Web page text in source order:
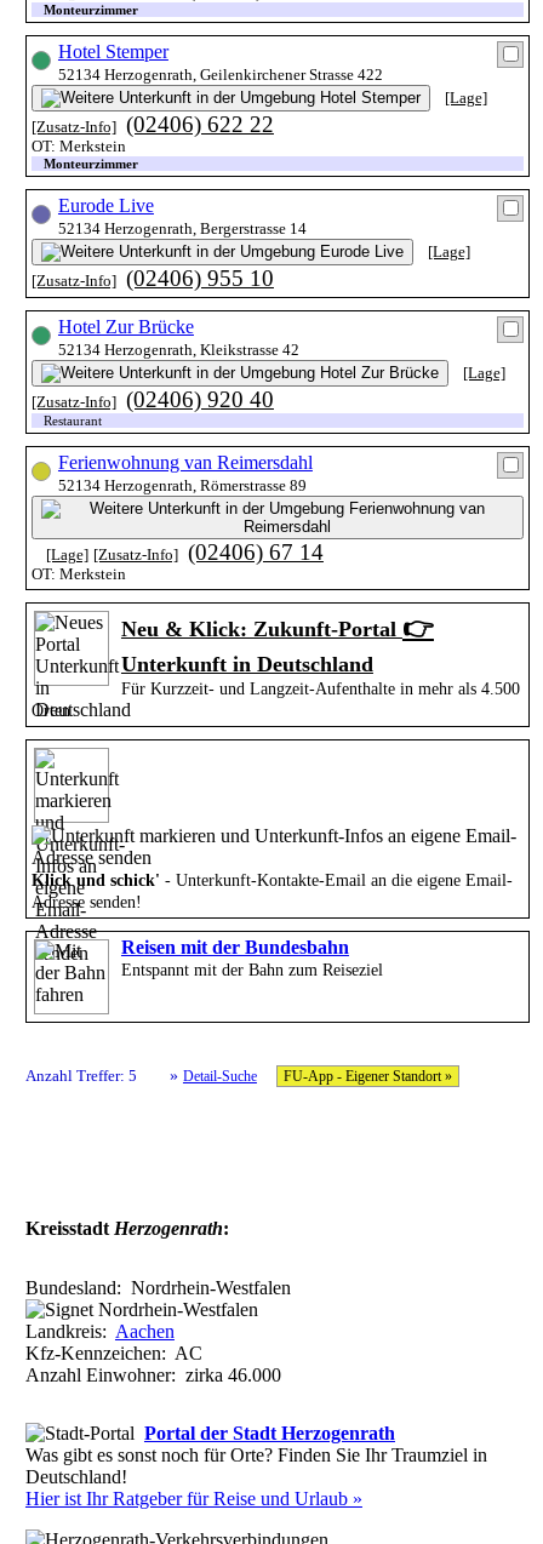
Monteurzimmer
Hotel Stemper
52134 Herzogenrath, Geilenkirchener Strasse 422
[Lage]
[Zusatz-Info] (02406) 622 22
OT: Merkstein
Monteurzimmer
Eurode Live
52134 Herzogenrath, Bergerstrasse 14
[Lage]
[Zusatz-Info] (02406) 955 10
Hotel Zur Brücke
52134 Herzogenrath, Kleikstrasse 42
[Lage]
[Zusatz-Info] (02406) 920 40
Restaurant
Ferienwohnung van Reimersdahl
52134 Herzogenrath, Römerstrasse 89
[Lage] [Zusatz-Info] (02406) 67 14
OT: Merkstein
Neu & Klick: Zukunft-Portal 👉
Unterkunft in Deutschland
Für Kurzzeit- und Langzeit-Aufenthalte in mehr als 4.500
Orten
Klick und schick' - Unterkunft-Kontakte-Email an die eigene Email-
Adresse senden!
Reisen mit der Bundesbahn
Entspannt mit der Bahn zum Reiseziel
Anzahl Treffer: 5 » Detail-Suche FU-App - Eigener Standort »
Kreisstadt Herzogenrath:
Bundesland: Nordrhein-Westfalen
Landkreis: Aachen
Kfz-Kennzeichen: AC
Anzahl Einwohner: zirka 46.000
Portal der Stadt Herzogenrath
Was gibt es sonst noch für Orte? Finden Sie Ihr Traumziel in
Deutschland!
Hier ist Ihr Ratgeber für Reise und Urlaub »